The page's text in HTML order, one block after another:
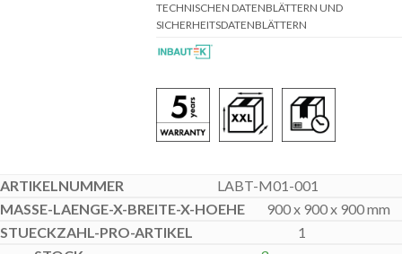
TECHNISCHEN DATENBLÄTTERN UND
SICHERHEITSDATENBLÄTTERN
LABT-M01-001
900 x 900 x 900 mm
1